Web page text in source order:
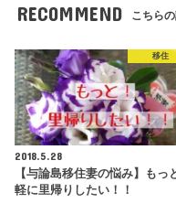
RECOMMEND こちら
移住
2018.5.28
【与論島移住妻の悩み】もっ
軽に里帰りしたい！！